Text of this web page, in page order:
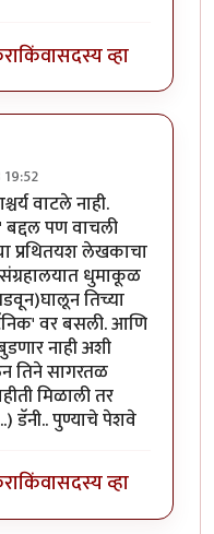
किंवासदस्य व्हा
वाटले नाही.
पण वाचली
प्रथितयश लेखकाचा
धुमाकूळ
तिच्या
वर बसली. आणि
नाही अशी
तिने सागरतळ
मिळाली तर
डॅनी.. पुण्याचे पेशवे
किंवासदस्य व्हा